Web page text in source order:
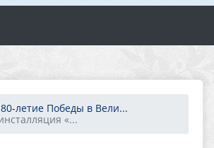
80‑летие Победы в Вели...
«...